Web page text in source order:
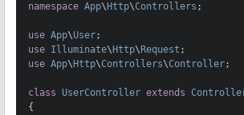
namespace App\ Http\Controllers ;
use App\User
use Illuminate\ Http\ Request
use App\ Http\Controllers\Controller;
class UserController extends
{